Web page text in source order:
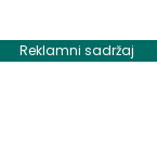
Reklamni sadržaj